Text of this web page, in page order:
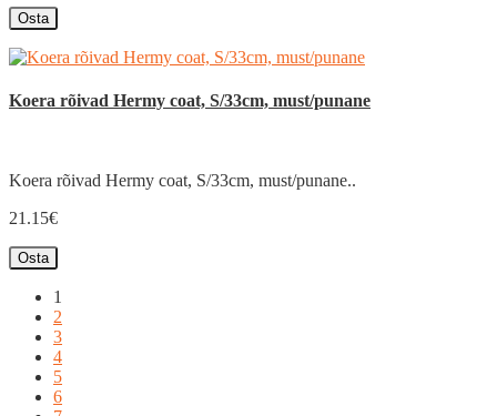
Osta
Koera rõivad Hermy coat, S/33cm, must/punane
Koera rõivad Hermy coat, S/33cm, must/punane..
21.15€
Osta
1
2
3
4
5
6